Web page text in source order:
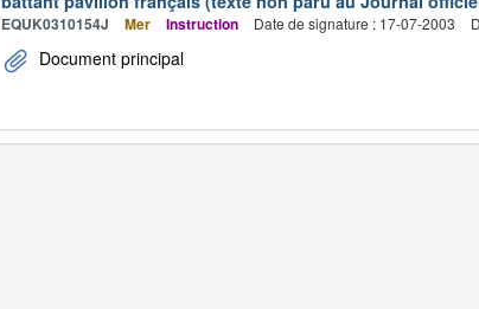
EQUK0310154J Mer Instruction Date de signature : 17-07-2003
Document principal